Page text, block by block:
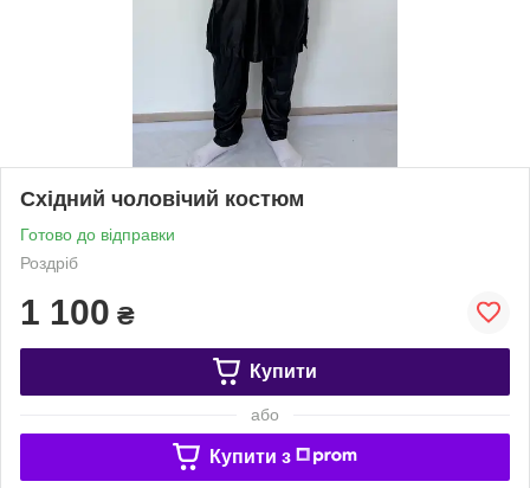
Східний чоловічий костюм
Готово до відправки
Роздріб
1 100 ₴
Купити
або
Купити з